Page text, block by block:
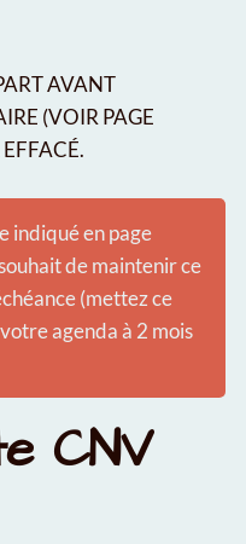
AVANT
(VOIR PAGE
indiqué en page
de maintenir ce
(mettez ce
agenda à 2 mois
CNV